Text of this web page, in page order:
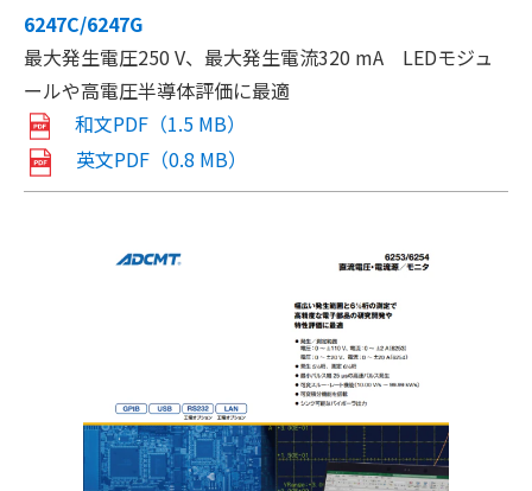
6247C/6247G
最大発生電圧250 V、最大発生電流320 mA LEDモジュ
ールや高電圧半導体評価に最適
和文PDF（1.5 MB）
英文PDF（0.8 MB）